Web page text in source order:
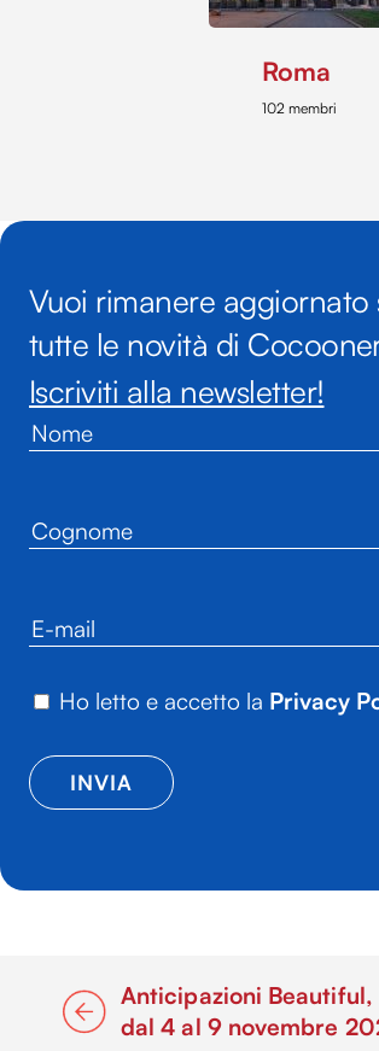
Roma
102 membri
Vuoi rimanere aggiornato
tutte le novità di
Iscriviti alla newsletter!
Ho letto e accetto la Privacy
Anticipazioni
dal 4 al 9 novembre